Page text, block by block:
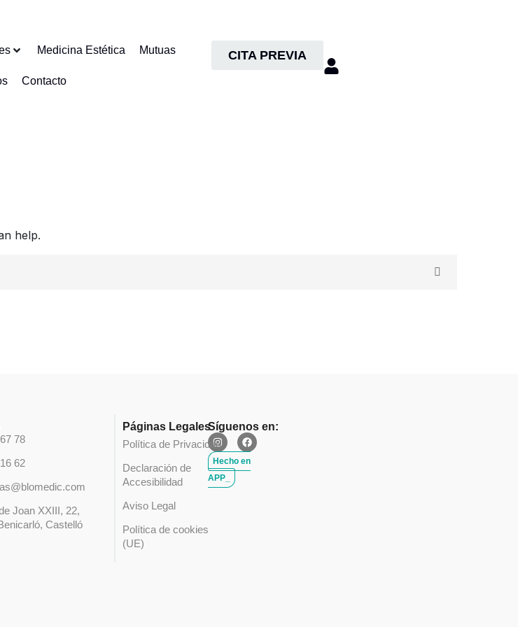
Medicina Estética Mutuas
Contacto
CITA PREVIA
help.
78
62
Joan XXIII, 22,
Castelló
Páginas Legales
Política de Privacidad
Declaración de
Accesibilidad
Aviso Legal
Política de cookies
(UE)
Síguenos en:
Hecho en
APP_